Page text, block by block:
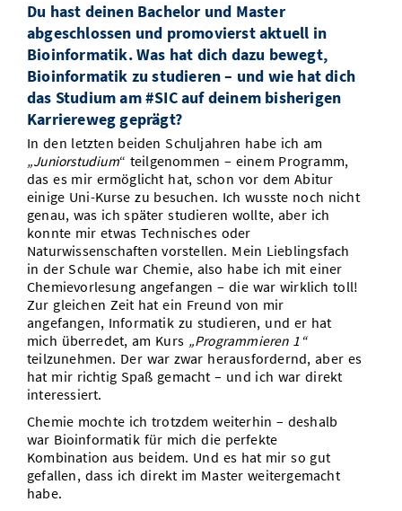
Du hast deinen Bachelor und Master
abgeschlossen und promovierst aktuell in
Bioinformatik. Was hat dich dazu bewegt,
Bioinformatik zu studieren – und wie hat dich
das Studium am #SIC auf deinem bisherigen
Karriereweg geprägt?
In den letzten beiden Schuljahren habe ich am
„Juniorstudium“ teilgenommen – einem Programm,
das es mir ermöglicht hat, schon vor dem Abitur
einige Uni-Kurse zu besuchen. Ich wusste noch nicht
genau, was ich später studieren wollte, aber ich
konnte mir etwas Technisches oder
Naturwissenschaften vorstellen. Mein Lieblingsfach
in der Schule war Chemie, also habe ich mit einer
Chemievorlesung angefangen – die war wirklich toll!
Zur gleichen Zeit hat ein Freund von mir
angefangen, Informatik zu studieren, und er hat
mich überredet, am Kurs „Programmieren 1“
teilzunehmen. Der war zwar herausfordernd, aber es
hat mir richtig Spaß gemacht – und ich war direkt
interessiert.
Chemie mochte ich trotzdem weiterhin – deshalb
war Bioinformatik für mich die perfekte
Kombination aus beidem. Und es hat mir so gut
gefallen, dass ich direkt im Master weitergemacht
habe.